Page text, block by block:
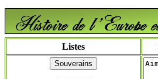
Listes